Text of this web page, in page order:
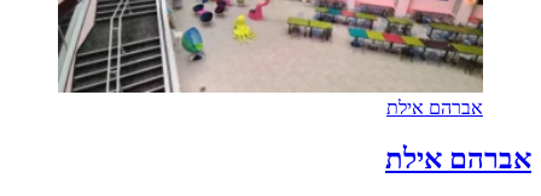
אברהם אילת
אברהם אילת